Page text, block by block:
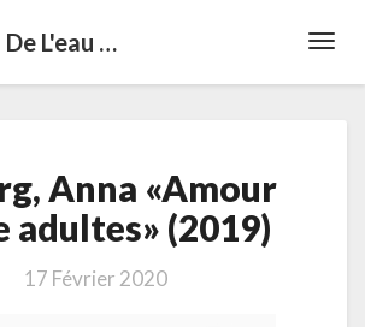
L'eau …
Anna
«Amour
entre
(2019)
Anna «Amour
adultes» (2019)
17 Février 2020